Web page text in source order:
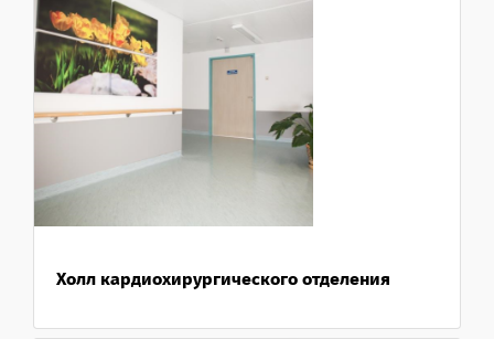
Холл кардиохирургического отделения